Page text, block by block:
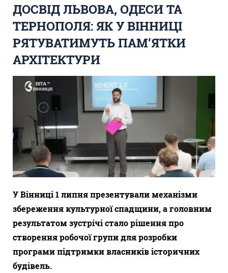
ДОСВІД ЛЬВОВА, ОДЕСИ ТА
ТЕРНОПОЛЯ: ЯК У ВІННИЦІ
РЯТУВАТИМУТЬ ПАМ’ЯТКИ
АРХІТЕКТУРИ
У Вінниці 1 липня презентували механізми
збереження культурної спадщини, а головним
результатом зустрічі стало рішення про
створення робочої групи для розробки
програми підтримки власників історичних
будівель.